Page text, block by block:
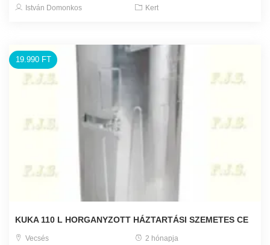
István Domonkos
Kert
19.990 FT
KUKA 110 L HORGANYZOTT HÁZTARTÁSI SZEMETES CE
Vecsés
2 hónapja